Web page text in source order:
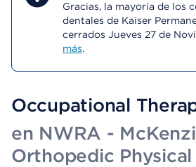
Gracias, la mayoría de los
dentales de Kaiser
cerrados Jueves 27 de
más.
Occupational
en NWRA -
Orthopedic